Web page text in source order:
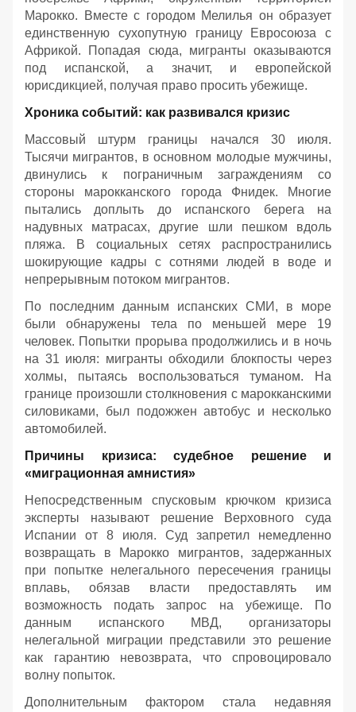
Марокко. Вместе с городом Мелилья он образует
единственную сухопутную границу Евросоюза с
Африкой. Попадая сюда, мигранты оказываются
под испанской, а значит, и европейской
юрисдикцией, получая право просить убежище.
Хроника событий: как развивался кризис
Массовый штурм границы начался 30 июля.
Тысячи мигрантов, в основном молодые мужчины,
двинулись к пограничным заграждениям со
стороны марокканского города Фнидек. Многие
пытались доплыть до испанского берега на
надувных матрасах, другие шли пешком вдоль
пляжа. В социальных сетях распространились
шокирующие кадры с сотнями людей в воде и
непрерывным потоком мигрантов.
По последним данным испанских СМИ, в море
были обнаружены тела по меньшей мере 19
человек. Попытки прорыва продолжились и в ночь
на 31 июля: мигранты обходили блокпосты через
холмы, пытаясь воспользоваться туманом. На
границе произошли столкновения с марокканскими
силовиками, был подожжен автобус и несколько
автомобилей.
Причины кризиса: судебное решение и
«миграционная амнистия»
Непосредственным спусковым крючком кризиса
эксперты называют решение Верховного суда
Испании от 8 июля. Суд запретил немедленно
возвращать в Марокко мигрантов, задержанных
при попытке нелегального пересечения границы
вплавь, обязав власти предоставлять им
возможность подать запрос на убежище. По
данным испанского МВД, организаторы
нелегальной миграции представили это решение
как гарантию невозврата, что спровоцировало
волну попыток.
Дополнительным фактором стала недавняя